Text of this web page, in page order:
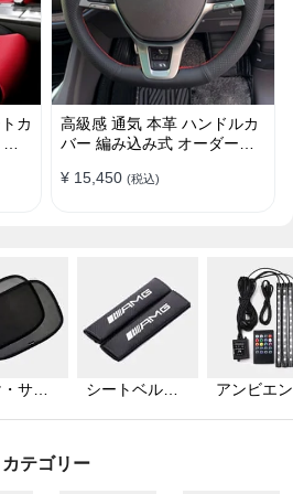
カ
高級感 通気 本革 ハンドルカ
バー 編み込み式 オーダーメ
プ
¥ 15,450 (税込)
サン
シートベルト
アンビエ
カテゴリー